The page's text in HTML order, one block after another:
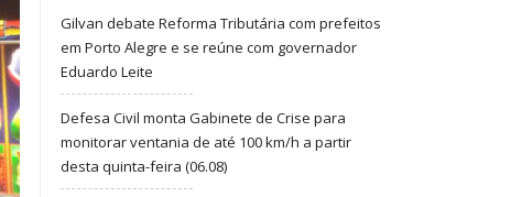
Gilvan debate Reforma Tributária com prefeitos
em Porto Alegre e se reúne com governador
Eduardo Leite
Defesa Civil monta Gabinete de Crise para
monitorar ventania de até 100 km/h a partir
desta quinta-feira (06.08)